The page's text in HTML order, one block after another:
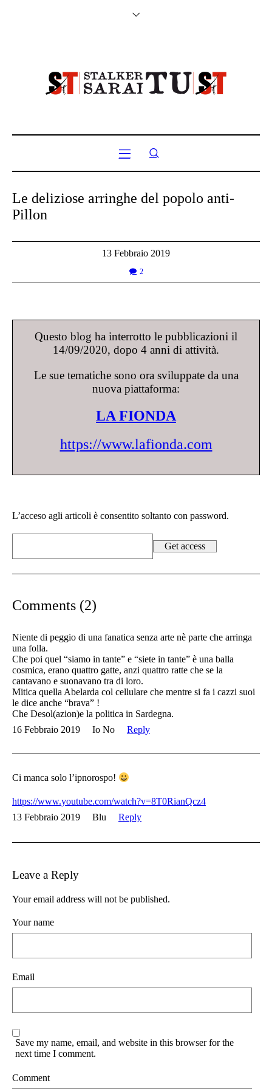
Le deliziose arringhe del popolo anti-
Pillon
13 Febbraio 2019
2
Questo blog ha interrotto le pubblicazioni il
14/09/2020, dopo 4 anni di attività.
Le sue tematiche sono ora sviluppate da una
nuova piattaforma:
LA FIONDA
https://www.lafionda.com
L’acceso agli articoli è consentito soltanto con password.
Comments (2)
Niente di peggio di una fanatica senza arte nè parte che arringa
una folla.
Che poi quel “siamo in tante” e “siete in tante” è una balla
cosmica, erano quattro gatte, anzi quattro ratte che se la
cantavano e suonavano tra di loro.
Mitica quella Abelarda col cellulare che mentre si fa i cazzi suoi
le dice anche “brava” !
Che Desol(azion)e la politica in Sardegna.
16 Febbraio 2019
Io No Reply
Ci manca solo l’ipnorospo!
https://www.youtube.com/watch?v=8T0RianQcz4
13 Febbraio 2019
Blu Reply
Leave a Reply
Your email address will not be published.
Your name
Email
Save my name, email, and website in this browser for the
next time I comment.
Comment